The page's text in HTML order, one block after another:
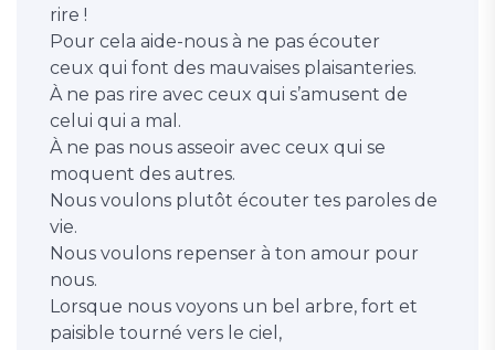
rire !
Pour cela aide-nous à ne pas écouter
ceux qui font des mauvaises plaisanteries.
À ne pas rire avec ceux qui s’amusent de
celui qui a mal.
À ne pas nous asseoir avec ceux qui se
moquent des autres.
Nous voulons plutôt écouter tes paroles de
vie.
Nous voulons repenser à ton amour pour
nous.
Lorsque nous voyons un bel arbre, fort et
paisible tourné vers le ciel,